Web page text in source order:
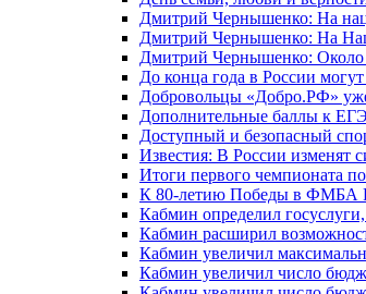
Дмитрий Чернышенко: На
Дмитрий Чернышенко: На
Дмитрий Чернышенко: Около
До конца года в России
Добровольцы «Добро.РФ»
Дополнительные баллы к
Доступный и безопасный
Известия: В России изменят
Итоги первого чемпионата
К 80-летию Победы в ФМБА
Кабмин определил
Кабмин расширил
Кабмин увеличил
Кабмин увеличил число